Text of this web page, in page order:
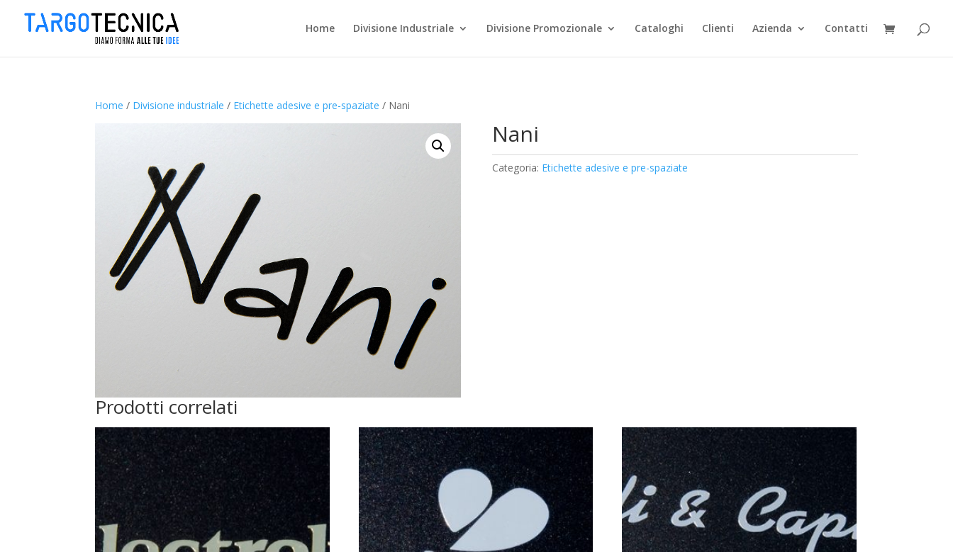
Home Divisione Industriale Divisione Promozionale Cataloghi Clienti Azienda Contatti
Home / Divisione industriale / Etichette adesive e pre-spaziate / Nani
Nani
Categoria: Etichette adesive e pre-spaziate
Prodotti correlati